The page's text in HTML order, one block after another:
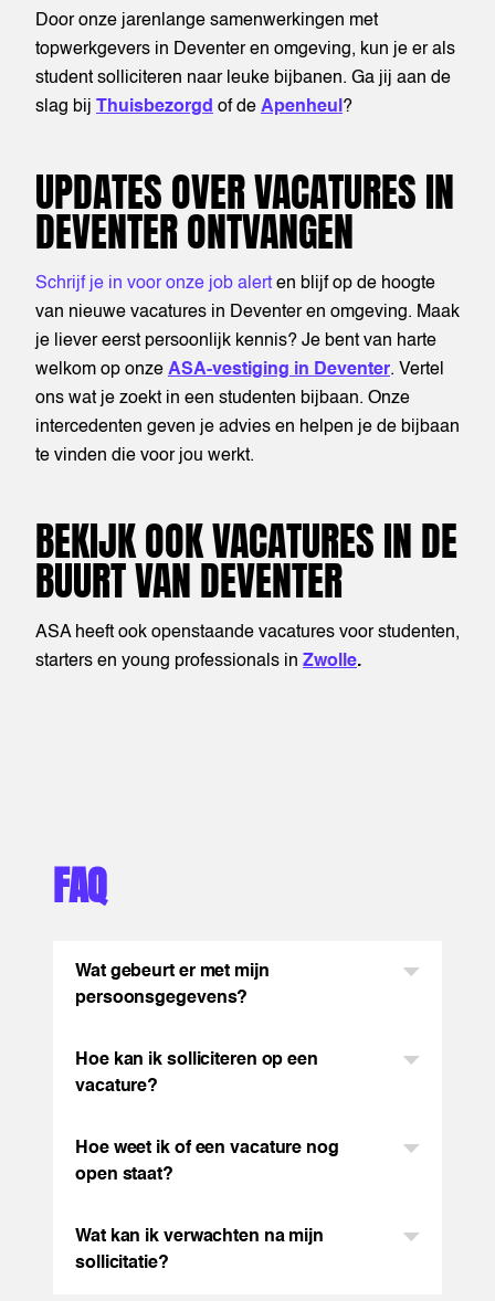
Door onze jarenlange samenwerkingen met
topwerkgevers in Deventer en omgeving, kun je er als
student solliciteren naar leuke bijbanen. Ga jij aan de
slag bij
Thuisbezorgd of de Apenheul ?
UPDATES OVER VACATURES IN
DEVENTER ONTVANGEN
Schrijf je in voor onze job alert en blijf op de hoogte
van nieuwe vacatures in Deventer en omgeving. Maak
je liever eerst persoonlijk kennis? Je bent van harte
welkom op onze ASA-vestiging in Deventer. Vertel
ons wat je zoekt in een studenten bijbaan. Onze
intercedenten geven je advies en helpen je de bijbaan
te vinden die voor jou werkt.
BEKIJK OOK VACATURES IN DE
BUURT VAN DEVENTER
ASA heeft ook openstaande vacatures voor studenten,
starters en young professionals in Zwolle.
FAQ
Wat gebeurt er met mijn
persoonsgegevens?
Hoe kan ik solliciteren op een
vacature?
Hoe weet ik of een vacature nog
open staat?
Wat kan ik verwachten na mijn
sollicitatie?